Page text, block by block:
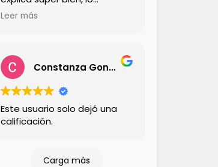
recomiendo totalmente,
pasó la hora súper rápido y
no lo sentí denso
Leer más
Constanza González Cerda
Este usuario solo dejó una
calificación.
Carga más